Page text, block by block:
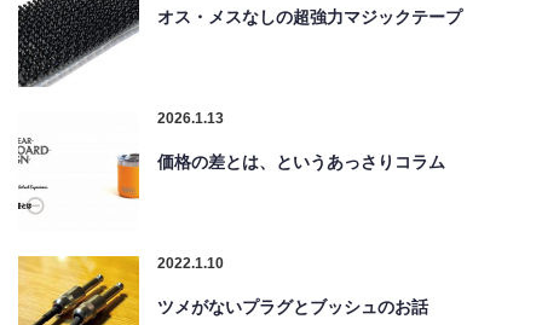
オス・メスなしの超強力マジックテープ
2026.1.13
価格の差とは、というあっさりコラム
2022.1.10
ツメがないプラグとブッシュのお話